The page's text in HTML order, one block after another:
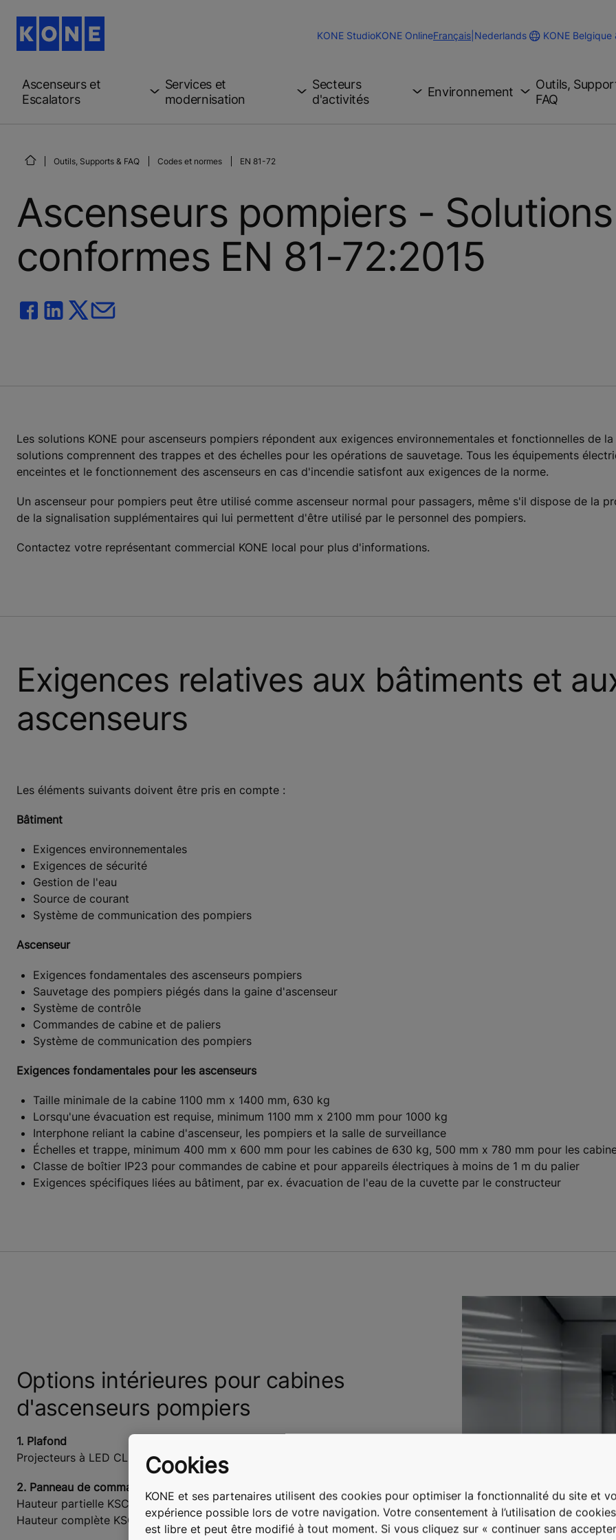
KONE StudioKONE OnlineChange
Français Nederlands KONE
Ascenseurs et
Escalators
Services et
modernisation
Secteurs
d'activités
Environnement
Outils,
FAQ
Outils, Supports & FAQ Codes et normes EN 81-72
Ascenseurs pompiers - Solutions
conformes EN 81-72:2015
Les solutions KONE pour ascenseurs pompiers répondent aux exigences environnementales et fonctionnelles de
solutions comprennent des trappes et des échelles pour les opérations de sauvetage. Tous les équipements
enceintes et le fonctionnement des ascenseurs en cas d'incendie satisfont aux exigences de la norme.
Un ascenseur pour pompiers peut être utilisé comme ascenseur normal pour passagers, même s'il dispose de la
de la signalisation supplémentaires qui lui permettent d'être utilisé par le personnel des pompiers.
Contactez votre représentant commercial KONE local pour plus d'informations.
Exigences relatives aux bâtiments et
ascenseurs
Les éléments suivants doivent être pris en compte :
Bâtiment
Exigences environnementales
Exigences de sécurité
Gestion de l'eau
Source de courant
Système de communication des pompiers
Ascenseur
Exigences fondamentales des ascenseurs pompiers
Sauvetage des pompiers piégés dans la gaine d'ascenseur
Système de contrôle
Commandes de cabine et de paliers
Système de communication des pompiers
Exigences fondamentales pour les ascenseurs
Taille minimale de la cabine 1100 mm x 1400 mm, 630 kg
Lorsqu'une évacuation est requise, minimum 1100 mm x 2100 mm pour 1000 kg
Interphone reliant la cabine d'ascenseur, les pompiers et la salle de surveillance
Échelles et trappe, minimum 400 mm x 600 mm pour les cabines de 630 kg, 500 mm x 780 mm pour les
Classe de boîtier IP23 pour commandes de cabine et pour appareils électriques à moins de 1 m du palier
Exigences spécifiques liées au bâtiment, par ex. évacuation de l'eau de la cuvette par le constructeur
Options intérieures pour cabines
d'ascenseurs pompiers
1. Plafond
Projecteurs à LED CL80FF, CL80FFL, CL88FF, CL88FFL, CL96FF, CL96FFL
2. Panneau de commande de cabine
Hauteur partielle KSC D23, KSC 143
Hauteur complète KSC D53 KSC D63, KSC D733
Cookies
KONE et ses partenaires utilisent des cookies pour optimiser la fonctionnalité du site et
expérience possible lors de votre navigation. Votre consentement à l’utilisation de
est libre et peut être modifié à tout moment. Si vous cliquez sur « continuer sans